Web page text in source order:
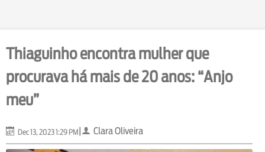
Thiaguinho encontra mulher que
procurava há mais de 20 anos: “Anjo
meu”
Dec 13, 2023 1:29 PM| Clara Oliveira